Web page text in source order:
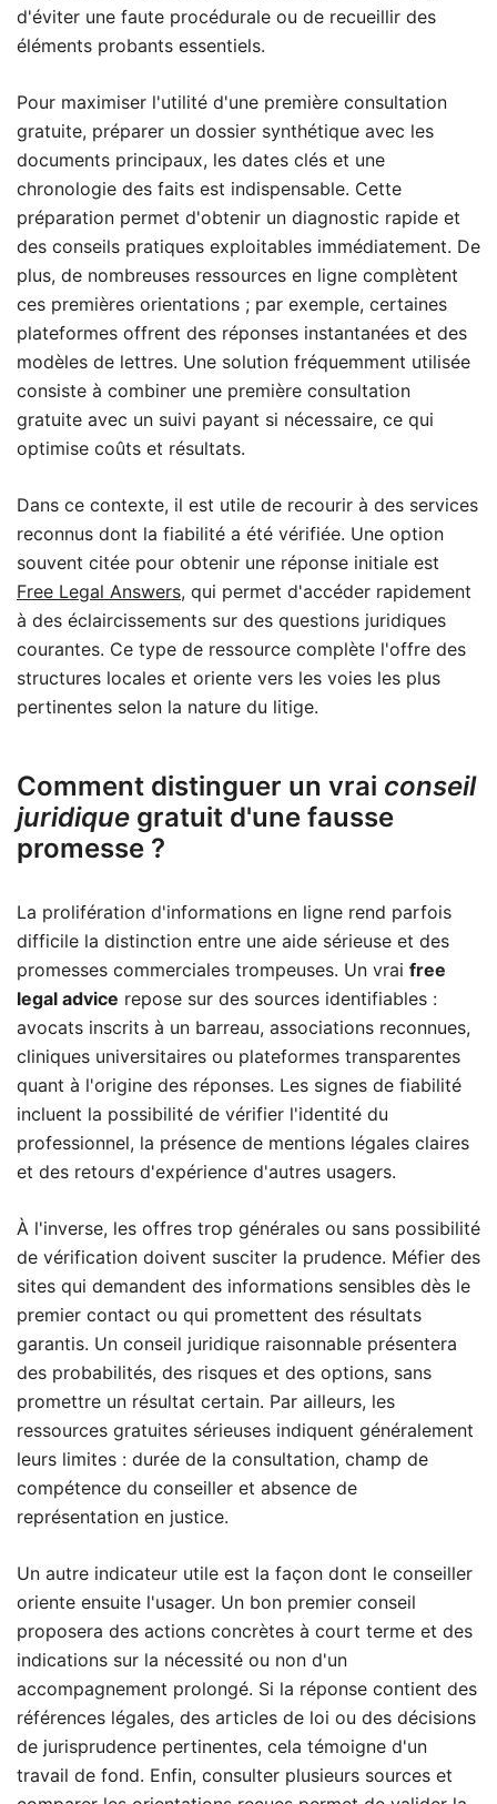
d'éviter une faute procédurale ou de recueillir des
éléments probants essentiels.
Pour maximiser l'utilité d'une première consultation
gratuite, préparer un dossier synthétique avec les
documents principaux, les dates clés et une
chronologie des faits est indispensable. Cette
préparation permet d'obtenir un diagnostic rapide et
des conseils pratiques exploitables immédiatement. De
plus, de nombreuses ressources en ligne complètent
ces premières orientations ; par exemple, certaines
plateformes offrent des réponses instantanées et des
modèles de lettres. Une solution fréquemment utilisée
consiste à combiner une première consultation
gratuite avec un suivi payant si nécessaire, ce qui
optimise coûts et résultats.
Dans ce contexte, il est utile de recourir à des services
reconnus dont la fiabilité a été vérifiée. Une option
souvent citée pour obtenir une réponse initiale est
Free Legal Answers, qui permet d'accéder rapidement
à des éclaircissements sur des questions juridiques
courantes. Ce type de ressource complète l'offre des
structures locales et oriente vers les voies les plus
pertinentes selon la nature du litige.
Comment distinguer un vrai conseil
juridique gratuit d'une fausse
promesse ?
La prolifération d'informations en ligne rend parfois
difficile la distinction entre une aide sérieuse et des
promesses commerciales trompeuses. Un vrai free
legal advice repose sur des sources identifiables :
avocats inscrits à un barreau, associations reconnues,
cliniques universitaires ou plateformes transparentes
quant à l'origine des réponses. Les signes de fiabilité
incluent la possibilité de vérifier l'identité du
professionnel, la présence de mentions légales claires
et des retours d'expérience d'autres usagers.
À l'inverse, les offres trop générales ou sans possibilité
de vérification doivent susciter la prudence. Méfier des
sites qui demandent des informations sensibles dès le
premier contact ou qui promettent des résultats
garantis. Un conseil juridique raisonnable présentera
des probabilités, des risques et des options, sans
promettre un résultat certain. Par ailleurs, les
ressources gratuites sérieuses indiquent généralement
leurs limites : durée de la consultation, champ de
compétence du conseiller et absence de
représentation en justice.
Un autre indicateur utile est la façon dont le conseiller
oriente ensuite l'usager. Un bon premier conseil
proposera des actions concrètes à court terme et des
indications sur la nécessité ou non d'un
accompagnement prolongé. Si la réponse contient des
références légales, des articles de loi ou des décisions
de jurisprudence pertinentes, cela témoigne d'un
travail de fond. Enfin, consulter plusieurs sources et